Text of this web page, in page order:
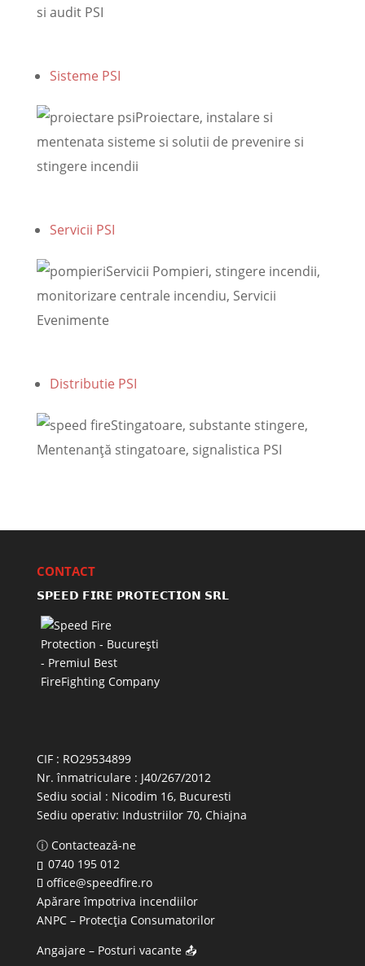
si audit PSI
Sisteme PSI
Proiectare, instalare si
mentenata sisteme si solutii de prevenire si
stingere incendii
Servicii PSI
Servicii Pompieri, stingere incendii,
monitorizare centrale incendiu, Servicii
Evenimente
Distributie PSI
Stingatoare, substante stingere,
Mentenanţă stingatoare, signalistica PSI
CONTACT
𝗦𝗣𝗘𝗘𝗗 𝗙𝗜𝗥𝗘 𝗣𝗥𝗢𝗧𝗘𝗖𝗧𝗜𝗢𝗡 𝗦𝗥𝗟
CIF : RO29534899
Nr. înmatriculare : J40/267/2012
Sediu social : Nicodim 16, Bucuresti
Sediu operativ: Industriilor 70, Chiajna
ⓘ Contactează-ne
0740 195 012
office@speedfire.ro
Apărare împotriva incendiilor
ANPC– Protecția Consumatorilor
Angajare – Posturi vacante📤